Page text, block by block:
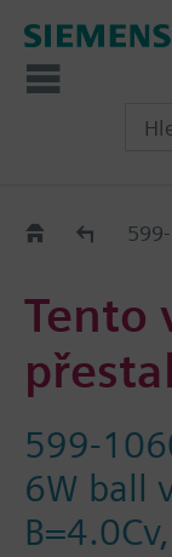
Old2New
Tento
599-
6W ball